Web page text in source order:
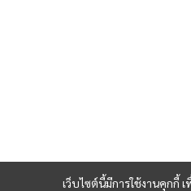
เว็บไซต์นี้มีการใช้งานคุกกี้